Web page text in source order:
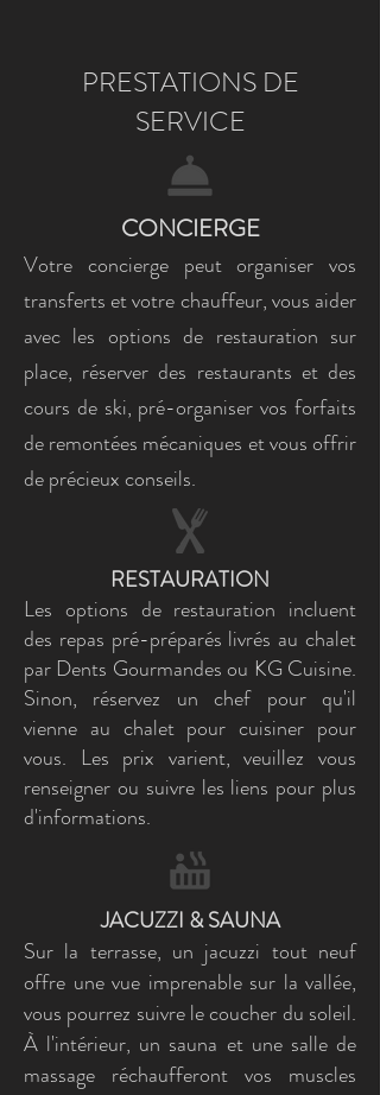
PRESTATIONS DE
SERVICE
CONCIERGE
Votre concierge peut organiser vos
transferts et votre chauffeur, vous aider
avec les options de restauration sur
place, réserver des restaurants et des
cours de ski, pré-organiser vos forfaits
de remontées mécaniques et vous offrir
de précieux conseils.
RESTAURATION
Les options de restauration incluent
des repas pré-préparés livrés au chalet
par Dents Gourmandes ou KG Cuisine.
Sinon, réservez un chef pour qu'il
vienne au chalet pour cuisiner pour
vous. Les prix varient, veuillez vous
renseigner ou suivre les liens pour plus
d'informations.
JACUZZI & SAUNA
Sur la terrasse, un jacuzzi tout neuf
offre une vue imprenable sur la vallée,
vous pourrez suivre le coucher du soleil.
À l'intérieur, un sauna et une salle de
massage réchaufferont vos muscles